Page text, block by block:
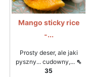
Mango sticky rice
-...
Prosty deser, ale jaki
pyszny... cudowny,... ⇖
35